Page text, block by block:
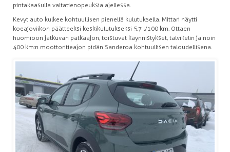
pintakaasulla valtatienopeuksia ajellessa.
Kevyt auto kulkee kohtuullisen pienellä kulutuksella. Mittari näytti
koeajoviikon päätteeksi keskikulutukseksi 5,7 l/100 km. Ottaen
huomioon jatkuvan pätkäajon, toistuvat käynnistykset, talvikelin ja noin
400 km:n moottoritieajon pidän Sanderoa kohtuullisen taloudellisena.